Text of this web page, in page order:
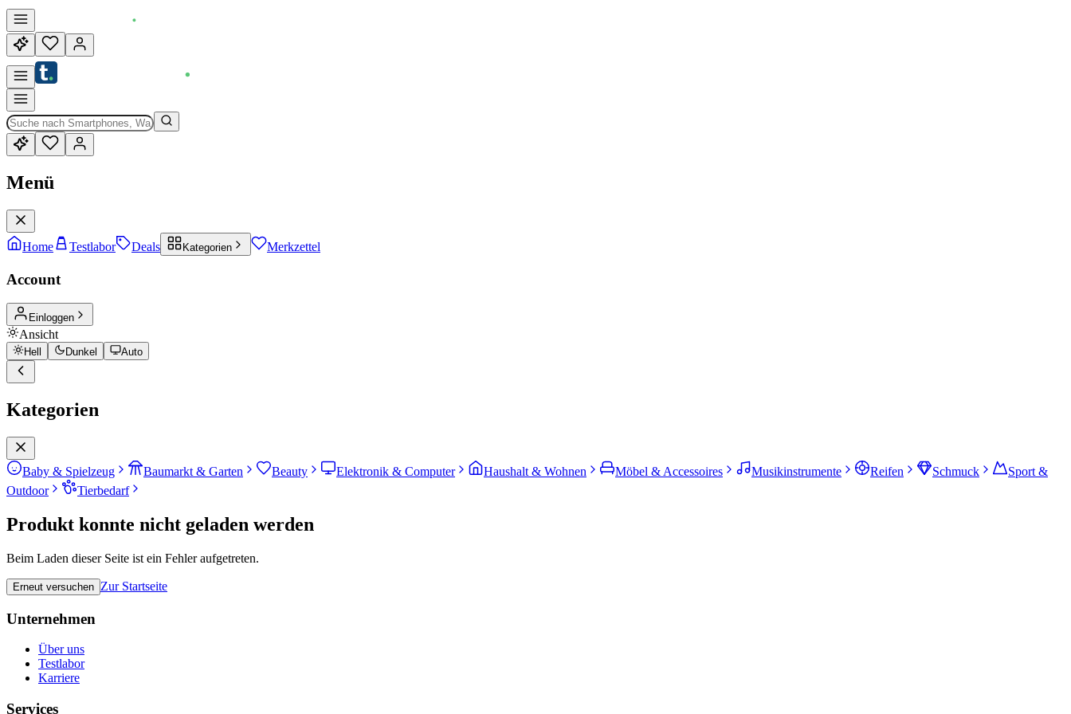
Menü
Home Testlabor Deals Kategorien Merkzettel
Account
Einloggen
Ansicht
Hell Dunkel Auto
Kategorien
Baby & Spielzeug Baumarkt & Garten Beauty Elektronik & Computer Haushalt & Wohnen Möbel & Accessoires Musikinstrumente Reifen Schmuck
Sport &
Outdoor
Tierbedarf
Produkt konnte nicht geladen werden
Beim Laden dieser Seite ist ein Fehler aufgetreten.
Erneut versuchen Zur Startseite
Unternehmen
Über uns
Testlabor
Karriere
Services